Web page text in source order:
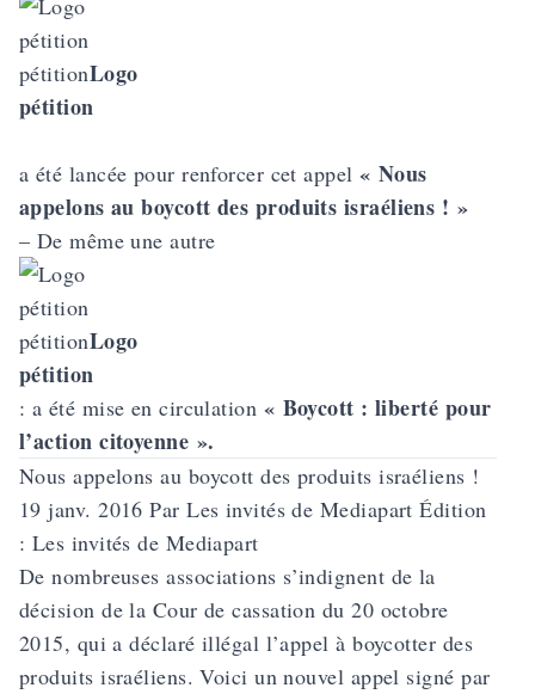
pétitionLogo
pétition
a été lancée pour renforcer cet appel « Nous
appelons au boycott des produits israéliens ! »
– De même une autre
pétitionLogo
pétition
: a été mise en circulation « Boycott : liberté pour
l’action citoyenne ».
Nous appelons au boycott des produits israéliens !
19 janv. 2016 Par Les invités de Mediapart Édition
: Les invités de Mediapart
De nombreuses associations s’indignent de la
décision de la Cour de cassation du 20 octobre
2015, qui a déclaré illégal l’appel à boycotter des
produits israéliens. Voici un nouvel appel signé par